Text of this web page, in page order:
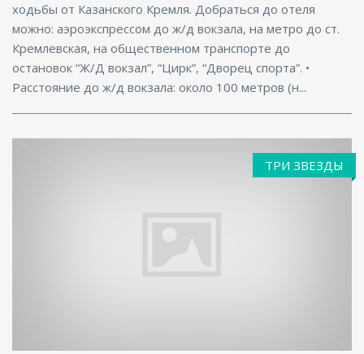
ходьбы от Казанского Кремля. Добраться до отеля
можно: аэроэкспрессом до ж/д вокзала, на метро до ст.
Кремлевская, на общественном транспорте до
остановок “Ж/Д вокзал”, “Цирк”, “Дворец спорта”. •
Расстояние до ж/д вокзала: около 100 метров (н...
ТРИ ЗВЕЗДЫ